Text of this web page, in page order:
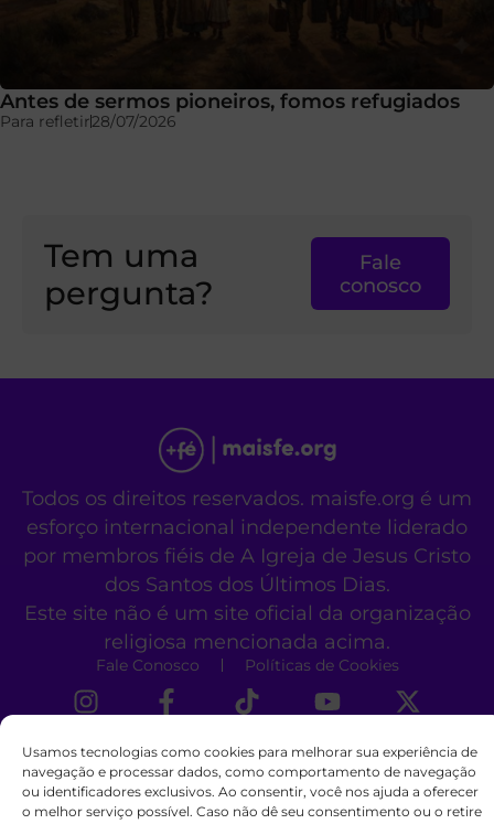
Usamos tecnologias como cookies para melhorar sua experiência de
navegação e processar dados, como comportamento de navegação
ou identificadores exclusivos. Ao consentir, você nos ajuda a oferecer
o melhor serviço possível. Caso não dê seu consentimento ou o retire
Antes de sermos pioneiros, fomos refugiados
Para refletir28/07/2026
Tem uma
pergunta?
Fale
conosco
Todos os direitos reservados. maisfe.org é um
esforço internacional independente liderado
por membros fiéis de A Igreja de Jesus Cristo
dos Santos dos Últimos Dias.
Este site não é um site oficial da organização
religiosa mencionada acima.
Fale Conosco Políticas de Cookies